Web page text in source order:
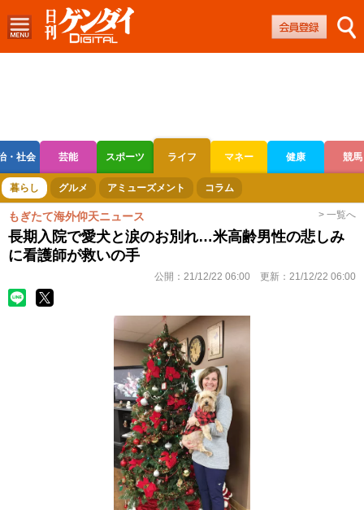
・社会 芸能 スポーツ ライフ マネー 健康 競馬
ボートレース 競輪 オートレース
暮らし グルメ アミューズメント コラム
もぎたて海外仰天ニュース > 一覧へ
長期入院で愛犬と涙のお別れ…米高齢男性の悲しみ
に看護師が救いの手
公開： 21/12/22 06:00 更新： 21/12/22 06:00